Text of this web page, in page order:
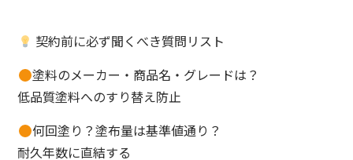
契約前に必ず聞くべき質問リスト
塗料のメーカー・商品名・グレードは？
低品質塗料へのすり替え防止
何回塗り？塗布量は基準値通り？
耐久年数に直結する